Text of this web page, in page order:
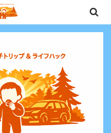
かけ・子連れ旅行情報と、暮らしに役
する双子ファミリーブログ。